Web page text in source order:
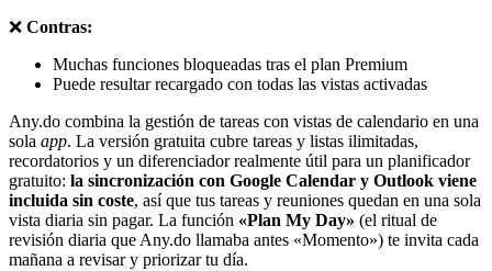
❌ Contras:
Muchas funciones bloqueadas tras el plan Premium
Puede resultar recargado con todas las vistas activadas
Any.do combina la gestión de tareas con vistas de calendario en una
sola app. La versión gratuita cubre tareas y listas ilimitadas,
recordatorios y un diferenciador realmente útil para un planificador
gratuito: la sincronización con Google Calendar y Outlook viene
incluida sin coste, así que tus tareas y reuniones quedan en una sola
vista diaria sin pagar. La función «Plan My Day» (el ritual de
revisión diaria que Any.do llamaba antes «Momento») te invita cada
mañana a revisar y priorizar tu día.